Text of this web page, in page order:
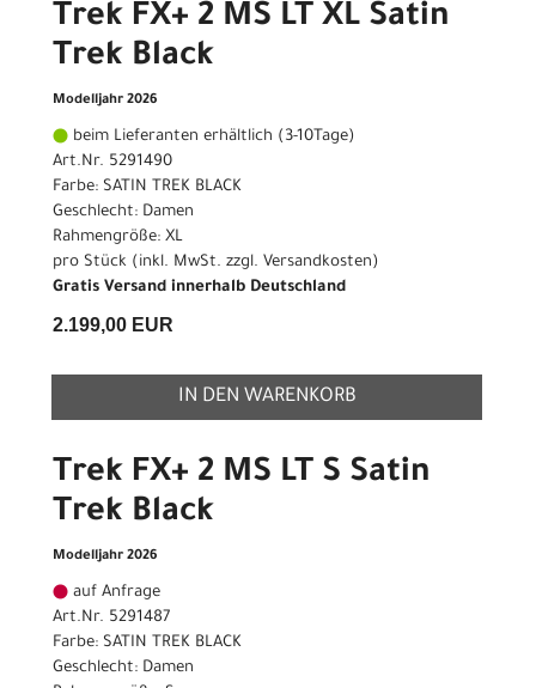
Trek FX+ 2 MS LT XL Satin
Trek Black
Modelljahr 2026
beim Lieferanten erhältlich (3-10Tage)
Art.Nr. 5291490
Farbe: SATIN TREK BLACK
Geschlecht: Damen
Rahmengröße: XL
pro Stück (inkl. MwSt. zzgl. Versandkosten)
Gratis Versand innerhalb Deutschland
2.199,00 EUR
IN DEN WARENKORB
Trek FX+ 2 MS LT S Satin
Trek Black
Modelljahr 2026
auf Anfrage
Art.Nr. 5291487
Farbe: SATIN TREK BLACK
Geschlecht: Damen